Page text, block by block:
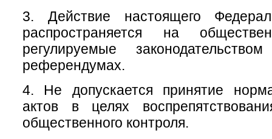
3. Действие настоящего
распространяется на
регулируемые
референдумах.
4. Не допускается принятие
актов в целях
общественного контроля.